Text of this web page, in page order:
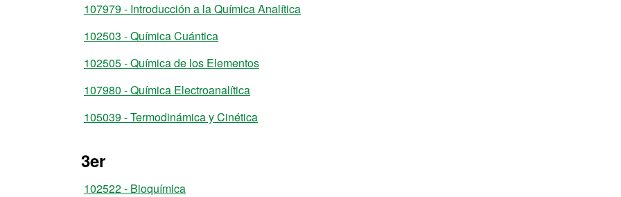
107979 - Introducción a la Química Analítica
102503 - Química Cuántica
102505 - Química de los Elementos
107980 - Química Electroanalítica
105039 - Termodinámica y Cinética
3er
102522 - Bioquímica